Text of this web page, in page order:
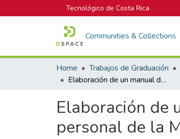
Tecnológico de Costa Rica
Communities & Collections
Home Trabajos de Graduación
Elaboración de un manual de evaluación del desempeño para el personal de la Municipalidad de San Carlos
Elaboración de
personal de la